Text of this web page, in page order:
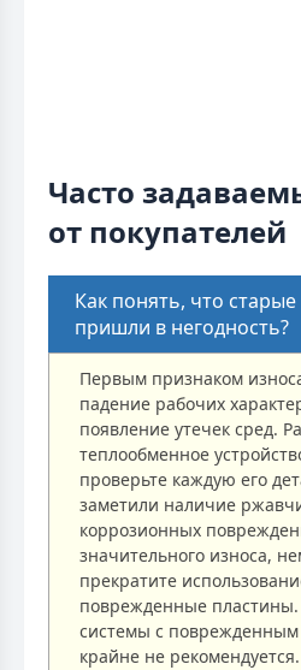
Часто
от покупателей
Как понять, что
пришли в негодность?
Первым признаком
падение рабочих
появление утечек сред.
теплообменное
проверьте каждую его
заметили наличие
коррозионных
значительного износа,
прекратите
поврежденные пластины.
системы с
крайне не рекомендуется.